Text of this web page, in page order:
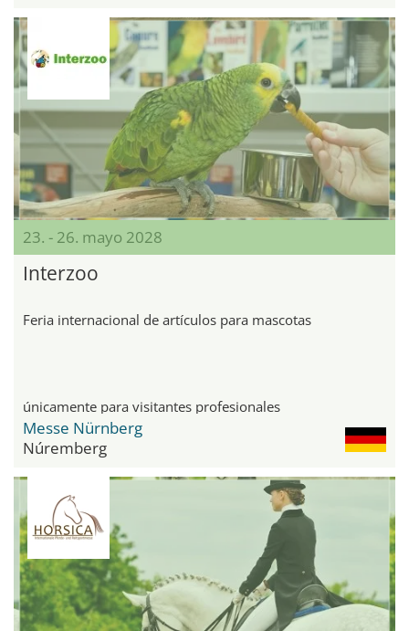
23. - 26. mayo 2028
Interzoo
Feria internacional de artículos para mascotas
únicamente para visitantes profesionales
Messe Nürnberg
Núremberg